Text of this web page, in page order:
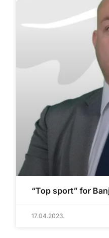
“Top sport” for
17.04.2023.